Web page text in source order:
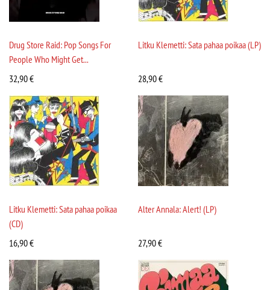
Drug Store Raid: Pop Songs For
People Who Might Get...
32,90€
Litku Klemetti: Sata pahaa poikaa (LP)
28,90€
Litku Klemetti: Sata pahaa poikaa
(CD)
16,90€
Alter Annala: Alert! (LP)
27,90€